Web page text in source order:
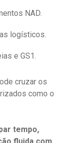
NAD.
logísticos.
e GS1.
cruzar os
como o
tempo,